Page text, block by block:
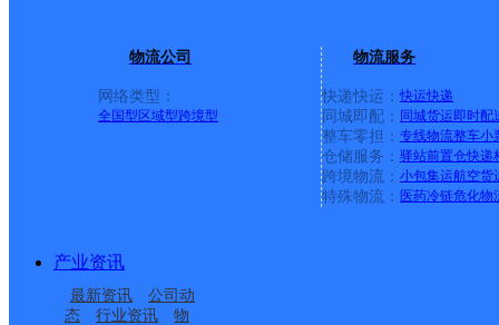
物流公司
网络类型：
全国型 区域型跨境型
物流服务
快递快运： 快运快递
同城即配： 同城货运即时配
整车零担： 专线物流整车小
仓储服务： 驿站前置仓快递
跨境物流： 小包集运航空货
特殊物流： 医药冷链危化物
产业资讯
最新资讯
公司动
态
行业资讯
物
品嘉园分部
亦庄开发区